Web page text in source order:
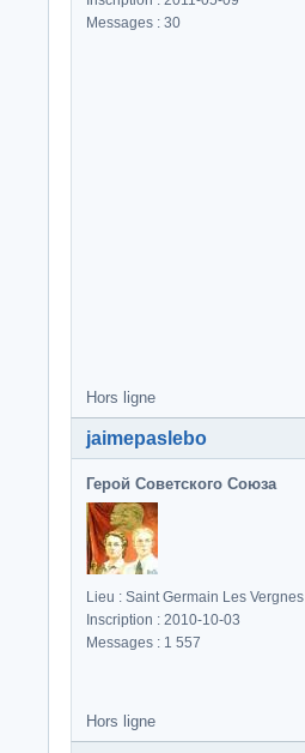
Messages : 30
Hors ligne
jaimepaslebo
Герой Советского Союза
Lieu : Saint Germain Les Vergnes
Inscription : 2010-10-03
Messages : 1 557
Hors ligne